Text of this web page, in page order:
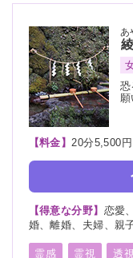
あ
恐
願
【料金】 20分5,500
【得意な分野】 恋愛
婚、離婚、夫婦、親
康、金運、仕事、引
霊感 霊視 透